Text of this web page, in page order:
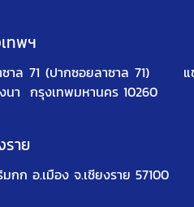
ทพฯ
ซาล 71 (ปากซอยลาซาล 71)
นา กรุงเทพมหานคร 10260
ราย
ก อ.เมือง จ.เชียงราย 57100